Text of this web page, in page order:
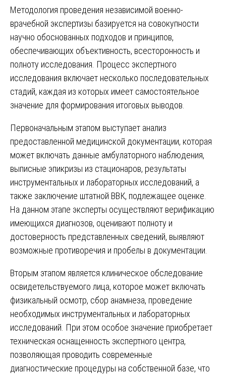
Методология проведения независимой военно-
врачебной экспертизы базируется на совокупности
научно обоснованных подходов и принципов,
обеспечивающих объективность, всесторонность и
полноту исследования. Процесс экспертного
исследования включает несколько последовательных
стадий, каждая из которых имеет самостоятельное
значение для формирования итоговых выводов.
Первоначальным этапом выступает анализ
предоставленной медицинской документации, которая
может включать данные амбулаторного наблюдения,
выписные эпикризы из стационаров, результаты
инструментальных и лабораторных исследований, а
также заключение штатной ВВК, подлежащее оценке.
На данном этапе эксперты осуществляют верификацию
имеющихся диагнозов, оценивают полноту и
достоверность представленных сведений, выявляют
возможные противоречия и пробелы в документации.
Вторым этапом является клиническое обследование
освидетельствуемого лица, которое может включать
физикальный осмотр, сбор анамнеза, проведение
необходимых инструментальных и лабораторных
исследований. При этом особое значение приобретает
техническая оснащенность экспертного центра,
позволяющая проводить современные
диагностические процедуры на собственной базе, что